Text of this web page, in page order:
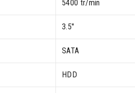
5400 tr/min
3.5"
SATA
HDD